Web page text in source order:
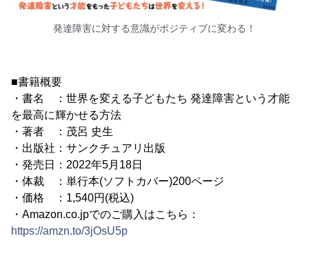
発達障害に対する意識がポジティブに変わる！
■書籍概要
・書名 ：世界を変える子どもたち 発達障害という才能
を最高に輝かせる方法
・著者 ：茂呂 史生
・出版社：サンクチュアリ出版
・発売日：2022年5月18日
・体裁 ：単行本(ソフトカバー)200ページ
・価格 ：1,540円(税込)
・Amazon.co.jpでのご購入はこちら：
https://amzn.to/3jOsU5p